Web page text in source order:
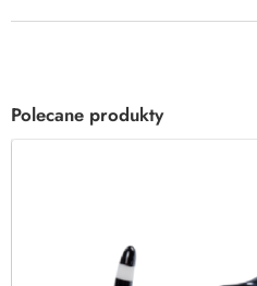
Polecane produkty